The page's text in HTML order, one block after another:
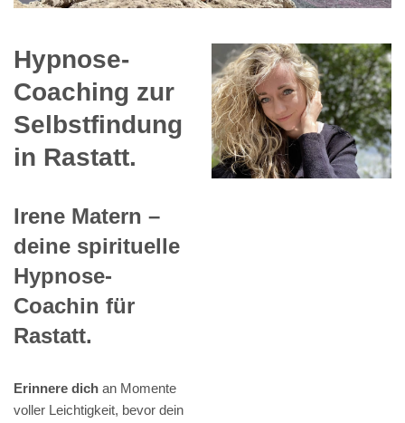
Hypnose-
Coaching zur
Selbstfindung
in Rastatt.
Irene Matern –
deine spirituelle
Hypnose-
Coachin für
Rastatt.
Erinnere dich an Momente
voller Leichtigkeit, bevor dein